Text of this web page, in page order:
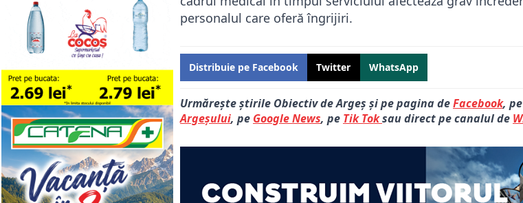
personalul care oferă îngrijiri.
Distribuie pe Facebook Twitter WhatsApp
Urmărește știrile Obiectiv de Argeș și pe pagina deFacebook,
Argeșului, pe Google News, pe Tik Toksau direct pe canalul de